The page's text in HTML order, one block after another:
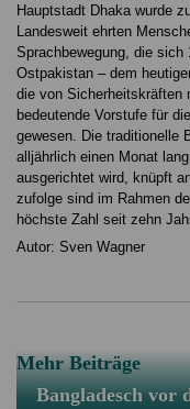
Hauptstadt Dhaka wurde
Landesweit ehrten
Sprachbewegung, die
Ostpakistan – dem
die von Sicherheitskräften
bedeutende Vorstufe für
gewesen. Die traditionelle
alljährlich einen Monat
ausgerichtet wird, knüpft
zufolge sind im Rahmen
höchste Zahl seit zehn
Autor: Sven Wagner
Mehr Beiträge
Bangladesch vor